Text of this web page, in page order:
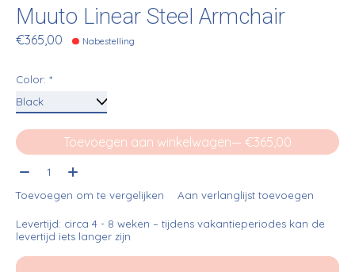
Muuto Linear Steel Armchair
€365,00 Nabestelling
Color: *
Toevoegen aan winkelwagen
— €365,00
Aantal:
Toevoegen om te vergelijken Aan verlanglijst toevoegen
Levertijd: circa 4 - 8 weken – tijdens vakantieperiodes kan de
levertijd iets langer zijn